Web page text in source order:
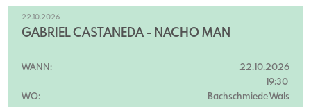
22.10.2026
GABRIEL CASTANEDA - NACHO MAN
WANN:
22.10.2026
19:30
WO:
Bachschmiede Wals